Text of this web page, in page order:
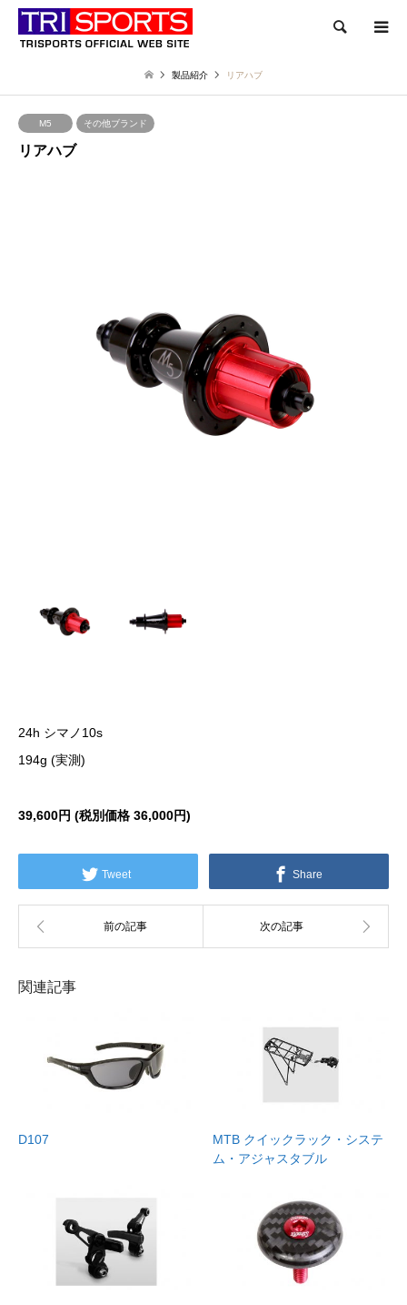
検索
製品紹介 リアハブ
M5 その他ブランド
リアハブ
24h シマノ10s
194g (実測)
39,600円 (税別価格 36,000円)
Tweet Share
関連記事
D107
MTB クイックラック・システ
ム・アジャスタブル